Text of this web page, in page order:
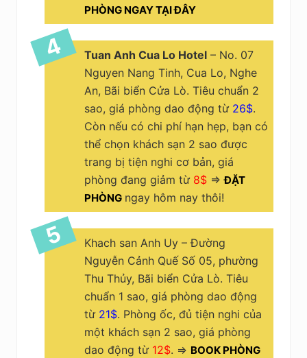
PHÒNG NGAY TẠI ĐÂY
Tuan Anh Cua Lo Hotel – No. 07
Nguyen Nang Tinh, Cua Lo, Nghe
An, Bãi biển Cửa Lò. Tiêu chuẩn 2
sao, giá phòng dao động từ 26$.
Còn nếu có chi phí hạn hẹp, bạn có
thể chọn khách sạn 2 sao được
trang bị tiện nghi cơ bản, giá
phòng đang giảm từ8$ =>ĐẶT
PHÒNG ngay hôm nay thôi!
Khach san Anh Uy – Đường
Nguyễn Cảnh Quế Số 05, phường
Thu Thủy, Bãi biển Cửa Lò. Tiêu
chuẩn 1 sao, giá phòng dao động
từ 21$. Phòng ốc, đủ tiện nghi của
một khách sạn 2 sao, giá phòng
dao động từ 12$. => BOOK PHÒNG